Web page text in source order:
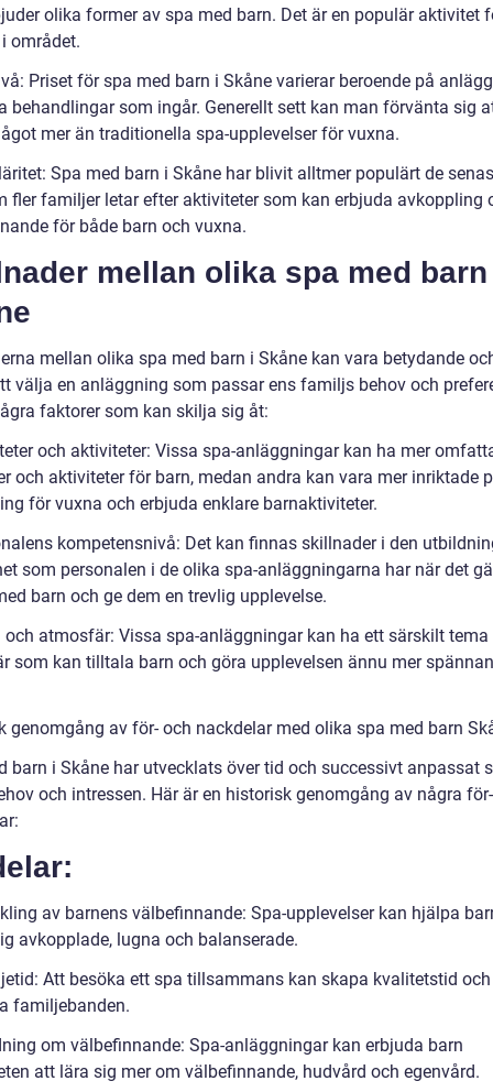
olika former av spa med barn. Det är en populär aktivitet
området.
Priset för spa med barn i Skåne varierar beroende på
behandlingar som ingår. Generellt sett kan man förvänta sig
mer än traditionella spa-upplevelser för vuxna.
Spa med barn i Skåne har blivit alltmer populärt de
fler familjer letar efter aktiviteter som kan erbjuda avkoppling
för både barn och vuxna.
mellan olika spa med barn
mellan olika spa med barn i Skåne kan vara betydande
välja en anläggning som passar ens familjs behov och
faktorer som kan skilja sig åt:
och aktiviteter: Vissa spa-anläggningar kan ha mer
och aktiviteter för barn, medan andra kan vara mer inriktade
för vuxna och erbjuda enklare barnaktiviteter.
kompetensnivå: Det kan finnas skillnader i den
som personalen i de olika spa-anläggningarna har när det
barn och ge dem en trevlig upplevelse.
och atmosfär: Vissa spa-anläggningar kan ha ett särskilt tema
som kan tilltala barn och göra upplevelsen ännu mer
genomgång av för- och nackdelar med olika spa med barn
barn i Skåne har utvecklats över tid och successivt anpassat
och intressen. Här är en historisk genomgång av några
av barnens välbefinnande: Spa-upplevelser kan hjälpa
avkopplade, lugna och balanserade.
Att besöka ett spa tillsammans kan skapa kvalitetstid och
familjebanden.
om välbefinnande: Spa-anläggningar kan erbjuda barn
att lära sig mer om välbefinnande, hudvård och egenvård.